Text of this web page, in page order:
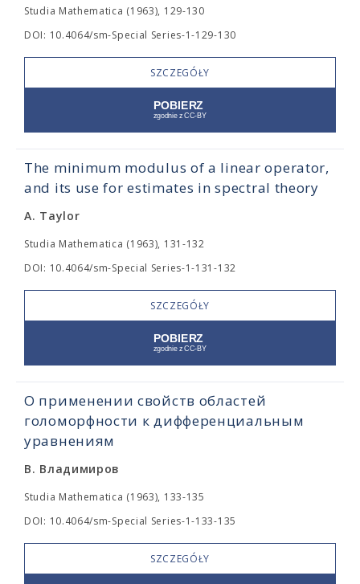
Studia Mathematica (1963), 129-130
DOI: 10.4064/sm-Special Series-1-129-130
SZCZEGÓŁY
The minimum modulus of a linear operator,
and its use for estimates in spectral theory
A. Taylor
Studia Mathematica (1963), 131-132
DOI: 10.4064/sm-Special Series-1-131-132
SZCZEGÓŁY
О применении свойств областей
голоморфности к дифференциальным
уравнениям
В. Владимиров
Studia Mathematica (1963), 133-135
DOI: 10.4064/sm-Special Series-1-133-135
SZCZEGÓŁY